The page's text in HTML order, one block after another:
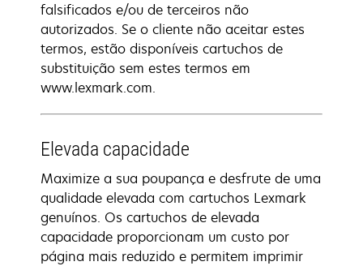
falsificados e/ou de terceiros não
autorizados. Se o cliente não aceitar estes
termos, estão disponíveis cartuchos de
substituição sem estes termos em
www.lexmark.com.
Elevada capacidade
Maximize a sua poupança e desfrute de uma
qualidade elevada com cartuchos Lexmark
genuínos. Os cartuchos de elevada
capacidade proporcionam um custo por
página mais reduzido e permitem imprimir